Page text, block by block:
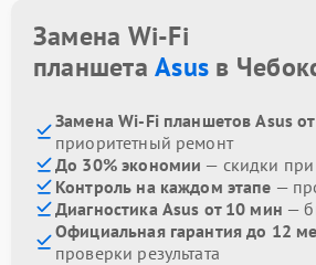
Замена Wi-Fi
планшетаAsus в
Замена Wi-Fi планшетов Asus
приоритетный ремонт
До 30% экономии — скидки
Контроль на каждом этапе —
Диагностика Asus от 10 мин —
Официальная гарантия до 12
проверки результата